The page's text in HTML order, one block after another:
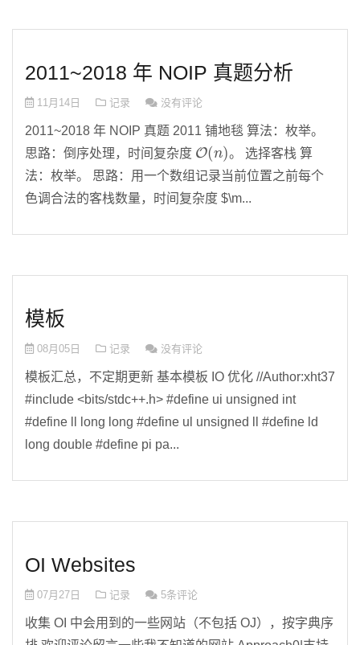
2011~2018 年 NOIP 真题分析
11月14日 记录 没有评论
2011~2018 年 NOIP 真题 2011 铺地毯 算法：枚举。
思路：倒序处理，时间复杂度
O( )
。 选择客栈 算
法：枚举。 思路：用一个数组记录当前位置之前每个
色调合法的客栈数量，时间复杂度 $\m...
模板
08月05日 记录 没有评论
模板汇总，不定期更新 基本模板 IO 优化 //Author:xht37
#include <bits/stdc++.h> #define ui unsigned int
#define ll long long #define ul unsigned ll #define ld
long double #define pi pa...
OI Websites
07月27日 记录 5条评论
收集 OI 中会用到的一些网站（不包括 OJ），按字典序